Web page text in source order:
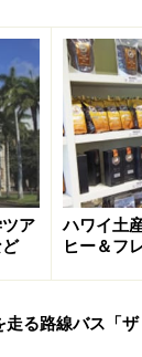
ア
ハワイ土
ヒー＆フ
走る路線バス「